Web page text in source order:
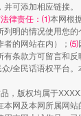
可添加相应链接。
法律责任：⑴本网根
明的情况使用您的
者的网站在内）； ⑸
条款方可留言和
/全民话语权平台
，版权均属于
网及本网所属网